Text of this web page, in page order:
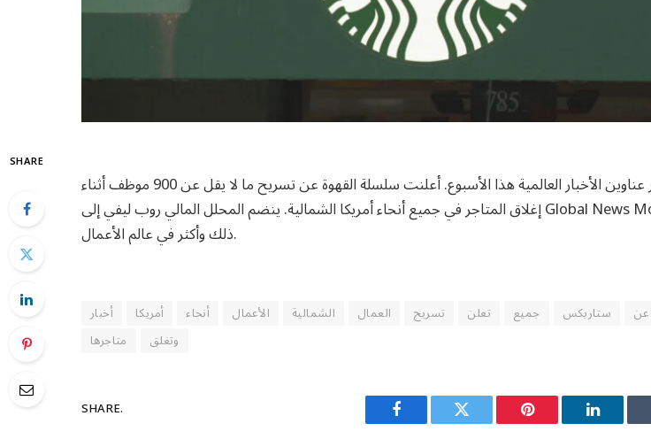
SHARE
ستاربكس تتصدر عناوين الأخبار العالمية هذا الأسبوع. أعلنت سلسلة القهوة عن تسريح ما لا يقل عن 900 موظف أثناء
إغلاق المتاجر في جميع أنحاء أمريكا الشمالية. ينضم المحلل المالي روب ليفي إلى Global News Morning لتحليل
ذلك وأكثر في عالم الأعمال.
أخبار أمريكا أنحاء الأعمال الشمالية العمال تسريح تعلن جميع ستاربكس عن
متاجرها
وتغلق
SHARE.
Facebook Twitter Pinterest LinkedIn